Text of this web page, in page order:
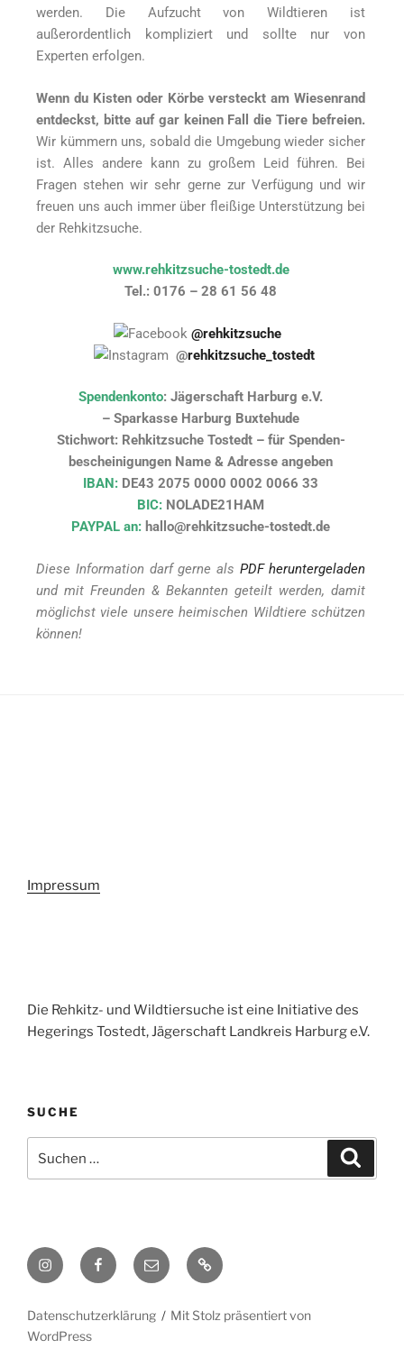
werden. Die Aufzucht von Wildtieren ist
außerordentlich kompliziert und sollte nur von
Experten erfolgen.
Wenn du Kisten oder Körbe versteckt am Wiesenrand
entdeckst, bitte auf gar keinen Fall die Tiere befreien.
Wir kümmern uns, sobald die Umgebung wieder sicher
ist. Alles andere kann zu großem Leid führen. Bei
Fragen stehen wir sehr gerne zur Verfügung und wir
freuen uns auch immer über fleißige Unterstützung bei
der Rehkitzsuche.
www.rehkitzsuche-tostedt.de
Tel.: 0176 – 28 61 56 48
@rehkitzsuche
@rehkitzsuche_tostedt
Spendenkonto: Jägerschaft Harburg e.V.
– Sparkasse Harburg Buxtehude
Stichwort: Rehkitzsuche Tostedt – für Spenden-
bescheinigungen Name & Adresse angeben
IBAN: DE43 2075 0000 0002 0066 33
BIC: NOLADE21HAM
PAYPAL an: hallo@rehkitzsuche-tostedt.de
Diese Information darf gerne als PDF heruntergeladen
und mit Freunden & Bekannten geteilt werden, damit
möglichst viele unsere heimischen Wildtiere schützen
können!
Impressum
Die Rehkitz- und Wildtiersuche ist eine Initiative des
Hegerings Tostedt, Jägerschaft Landkreis Harburg e.V.
SUCHE
Datenschutzerklärung
Mit Stolz präsentiert von
WordPress